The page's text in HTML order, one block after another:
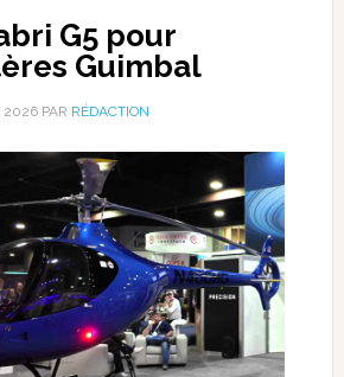
G5 pour
Guimbal
2026PAR RÉDACTION